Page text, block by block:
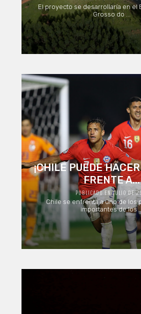
El proyecto se desarrollaría en el
Grosso do ...
¡CHILE PUEDE
FRENTE A...
PUBLICADO EN JULIO DE
Chile se enfrenta a uno de los
importantes de los ...